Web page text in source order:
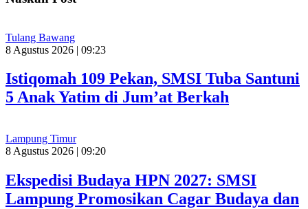
Tulang Bawang
8 Agustus 2026 | 09:23
Istiqomah 109 Pekan, SMSI Tuba Santuni
5 Anak Yatim di Jum’at Berkah
Lampung Timur
8 Agustus 2026 | 09:20
Ekspedisi Budaya HPN 2027: SMSI
Lampung Promosikan Cagar Budaya dan